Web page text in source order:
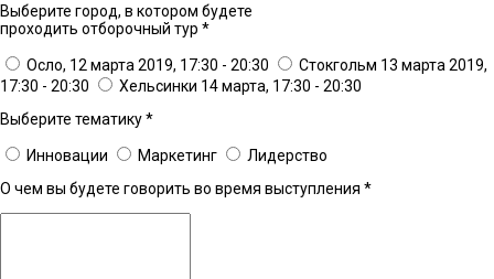
Выберите город, в котором будете
проходить отборочный тур *
Осло, 12 марта 2019, 17:30 - 20:30
Стокгольм 13 марта 2019,
17:30 - 20:30
Хельсинки 14 марта, 17:30 - 20:30
Выберите тематику*
Инновации Маркетинг
Лидерство
О чем вы будете говорить во время выступления *